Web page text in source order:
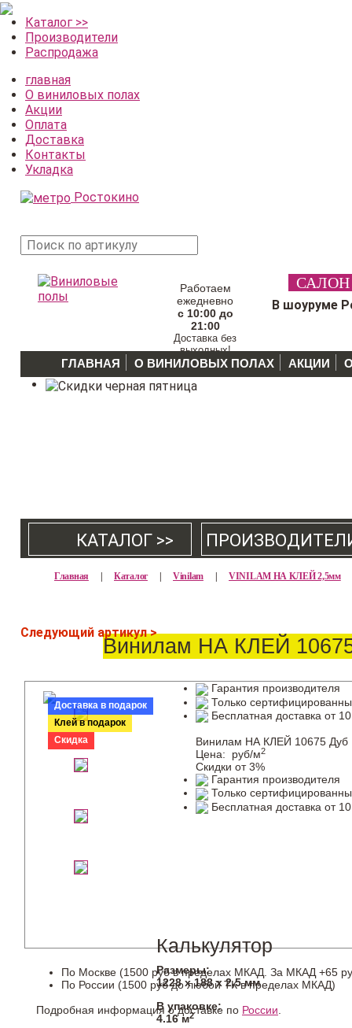
Каталог >>
Производители
Распродажа
главная
О виниловых полах
Акции
Оплата
Доставка
Контакты
Укладка
Ростокино
товара
Работаем
ежедневно
с 10:00 до
21:00
Доставка без
выходных!
В шоуруме
ГЛАВНАЯ О ВИНИЛОВЫХ ПОЛАХ АКЦИИ
КАТАЛОГ >>
Главная Каталог Vinilam VINILAM НА КЛЕЙ 2,5мм
Следующий артикул >
Винилам НА КЛЕЙ
Доставка в подарок
Клей в подарок
Скидка
Гарантия производителя
Только
Бесплатная доставка от
Винилам НА КЛЕЙ 10675 Дуб
Цена:
руб/м2
Скидки от 3%
Гарантия производителя
Только
Бесплатная доставка от
Калькулятор
Размеры:
1228 х 188 х 2,5 мм
В упаковке:
4.16 м2
По Москве (1500 руб в пределах МКАД. За МКАД +65
По России (1500 руб до любой ТК в пределах МКАД)
Подробная информация о доставке по России.